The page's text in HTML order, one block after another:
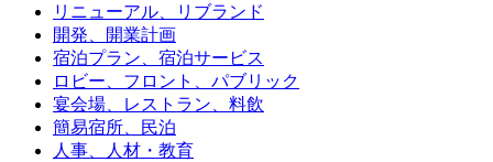
リニューアル、リブランド
開発、開業計画
宿泊プラン、宿泊サービス
ロビー、フロント、パブリック
宴会場、レストラン、料飲
簡易宿所、民泊
人事、人材・教育